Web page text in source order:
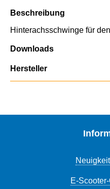
Beschreibung
Hinterachsschwinge für
Downloads
Hersteller
E-